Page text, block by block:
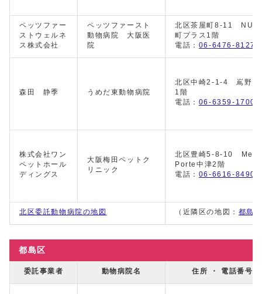
ペッツファー
ストウェルネ
ス株式会社
ペッツファースト
動物病院 大阪医
院
北区茶屋町8-11 NU茶
町プラス1階
電話： 06-6476-8127
森田 静季 うめだ東動物病院
北区中崎2-1-4 嶌野ビ
1階
電話： 06-6359-1700
株式会社ワン
ペットホール
ディングス
大阪梅田ペットク
リニック
北区豊崎5-8-10
Porte中津2階
電話： 06-6616-8490
北区委託動物病院の地図 （近隣区の地図： 都島区
都島区
委託事業者 動物病院名 住所 ・ 電話番号